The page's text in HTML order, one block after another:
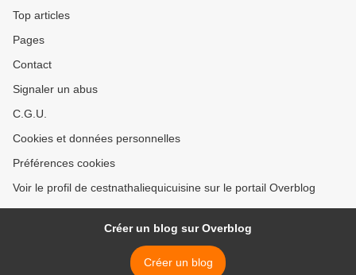
Top articles
Pages
Contact
Signaler un abus
C.G.U.
Cookies et données personnelles
Préférences cookies
Voir le profil de cestnathaliequicuisine sur le portail Overblog
Créer un blog sur Overblog
Créer un blog